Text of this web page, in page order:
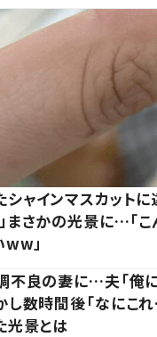
ャインマスカットに
まさかの光景に…「こ
ww」
不良の妻に…夫「俺
し数時間後「なにこ
光景とは